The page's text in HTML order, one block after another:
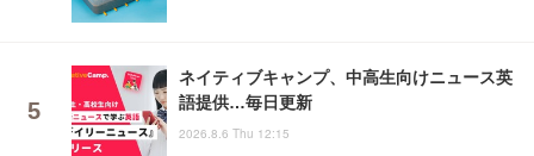
ネイティブキャンプ、中高生向けニュース英
語提供…毎日更新
2026.8.6 Thu 12:15